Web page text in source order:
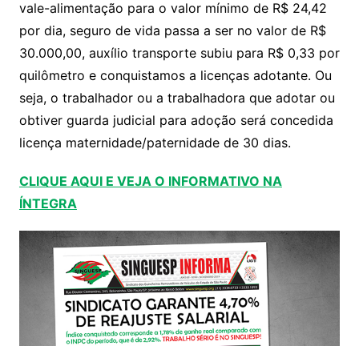
vale-alimentação para o valor mínimo de R$ 24,42
por dia, seguro de vida passa a ser no valor de R$
30.000,00, auxílio transporte subiu para R$ 0,33 por
quilômetro e conquistamos a licenças adotante. Ou
seja, o trabalhador ou a trabalhadora que adotar ou
obtiver guarda judicial para adoção será concedida
licença maternidade/paternidade de 30 dias.
CLIQUE AQUI E VEJA O INFORMATIVO NA
ÍNTEGRA